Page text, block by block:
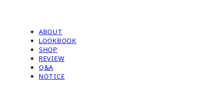
ABOUT
LOOKBOOK
SHOP
REVIEW
Q&A
NOTICE